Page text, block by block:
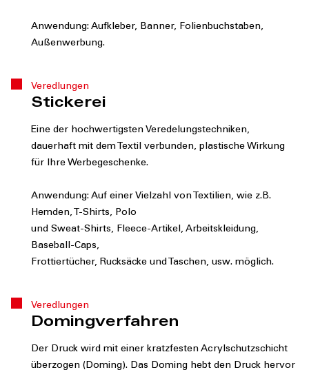
Anwendung: Aufkleber, Banner, Folienbuchstaben,
Außenwerbung.
Veredlungen
Stickerei
Eine der hochwertigsten Veredelungstechniken,
dauerhaft mit dem Textil verbunden, plastische Wirkung
für Ihre Werbegeschenke.
Anwendung: Auf einer Vielzahl von Textilien, wie z.B.
Hemden, T-Shirts, Polo
und Sweat-Shirts, Fleece-Artikel, Arbeitskleidung,
Baseball-Caps,
Frottiertücher, Rucksäcke und Taschen, usw. möglich.
Veredlungen
Domingverfahren
Der Druck wird mit einer kratzfesten Acrylschutzschicht
überzogen (Doming). Das Doming hebt den Druck hervor